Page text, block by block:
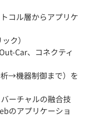
コル層からアプリケ
ク）
Car、コネクティ
→機器制御まで）を
ーチャルの融合技
のアプリケーショ